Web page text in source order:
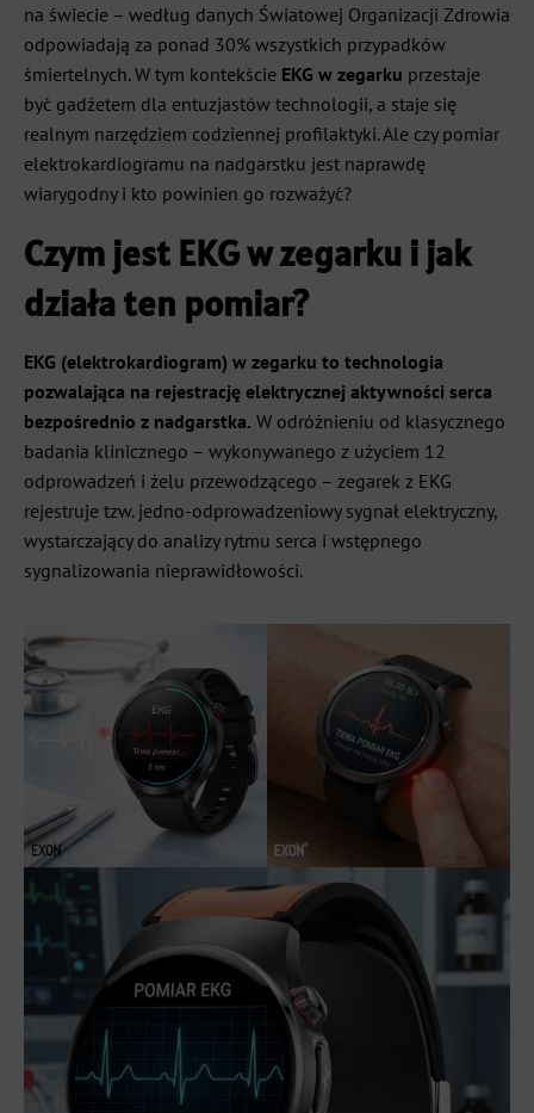
na świecie – według danych Światowej Organizacji Zdrowia
odpowiadają za ponad 30% wszystkich przypadków
śmiertelnych. W tym kontekście EKG w zegarku przestaje
być gadżetem dla entuzjastów technologii, a staje się
realnym narzędziem codziennej profilaktyki. Ale czy pomiar
elektrokardiogramu na nadgarstku jest naprawdę
wiarygodny i kto powinien go rozważyć?
Czym jest EKG w zegarku i jak
działa ten pomiar?
EKG (elektrokardiogram) w zegarku to technologia
pozwalająca na rejestrację elektrycznej aktywności serca
bezpośrednio z nadgarstka. W odróżnieniu od klasycznego
badania klinicznego – wykonywanego z użyciem 12
odprowadzeń i żelu przewodzącego – zegarek z EKG
rejestruje tzw. jedno-odprowadzeniowy sygnał elektryczny,
wystarczający do analizy rytmu serca i wstępnego
sygnalizowania nieprawidłowości.